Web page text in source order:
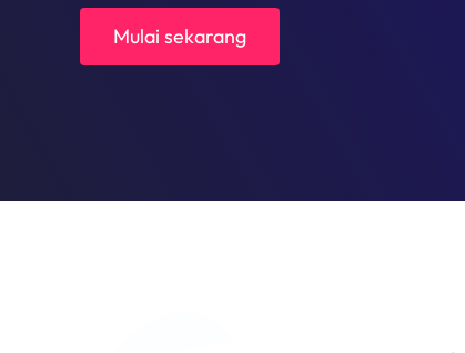
Mulai sekarang